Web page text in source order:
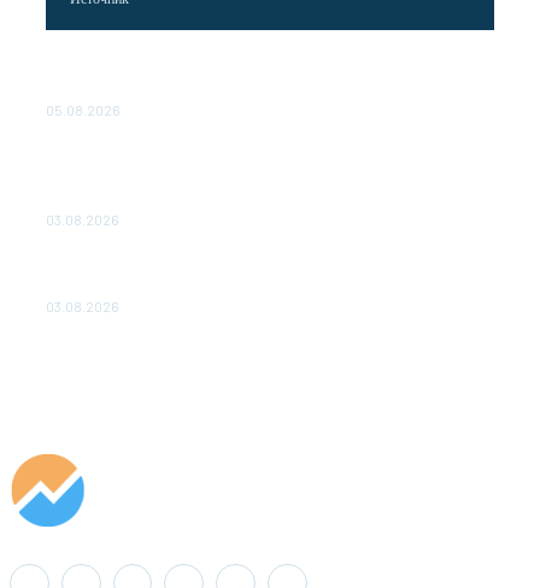
05.08.2026
03.08.2026
03.08.2026